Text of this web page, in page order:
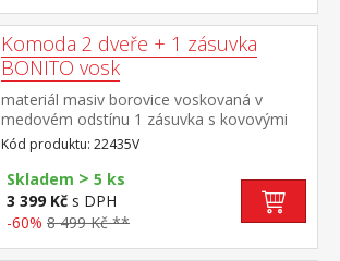
Komoda 2 dveře + 1 zásuvka
BONITO vosk
materiál masiv borovice voskovaná v
medovém odstínu 1 zásuvka s kovovými
pojezdy, 2 dvířka, 1 police
Kód produktu: 22435V
Skladem > 5 ks
3 399 Kč s DPH
-60% 8 499 Kč **